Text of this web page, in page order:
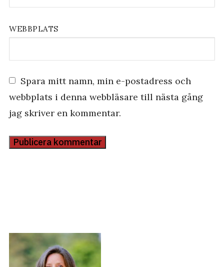
WEBBPLATS
Spara mitt namn, min e-postadress och
webbplats i denna webbläsare till nästa gång
jag skriver en kommentar.